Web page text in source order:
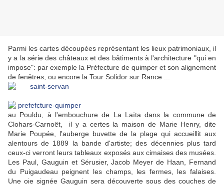
Parmi les cartes découpées représentant les lieux patrimoniaux, il
y a la série des châteaux et des bâtiments à l'architecture "qui en
impose": par exemple la Préfecture de quimper et son alignement
de fenêtres, ou encore la Tour Solidor sur Rance ...
au Pouldu, à l'embouchure de La Laïta dans la commune de
Clohars-Carnoët, il y a certes la maison de Marie Henry, dite
Marie Poupée, l'auberge buvette de la plage qui accueillit aux
alentours de 1889 la bande d'artiste; des décennies plus tard
ceux-ci verront leurs tableaux exposés aux cimaises des musées.
Les Paul, Gauguin et Sérusier, Jacob Meyer de Haan, Fernand
du Puigaudeau peignent les champs, les fermes, les falaises.
Une oie signée Gauguin sera découverte sous des couches de